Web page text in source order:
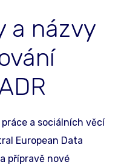
a názvy
a sociálních věcí
European Data
přípravě nové